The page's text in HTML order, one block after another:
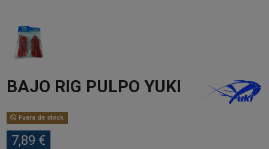
BAJO RIG PULPO YUKI
Fuera de stock
7,89 €